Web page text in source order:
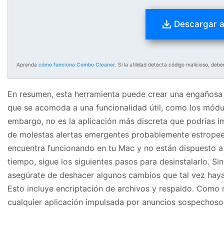
Descargar
Aprenda cómo funciona Combo Cleaner . Si la utilidad detecta código malicioso,
En resumen, esta herramienta puede crear una
que se acomoda a una funcionalidad útil, como los
embargo, no es la aplicación más discreta que podrías
de molestas alertas emergentes probablemente
encuentra funcionando en tu Mac y no están dispuesto
tiempo, sigue los siguientes pasos para desinstalarlo.
asegúrate de deshacer algunos cambios que tal vez
Esto incluye encriptación de archivos y respaldo.
cualquier aplicación impulsada por anuncios